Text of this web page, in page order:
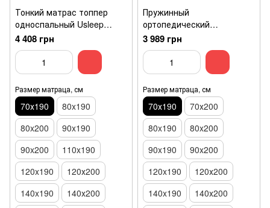
Тонкий матрас топпер
односпальный Usleep
Sleep Roll Star 70х190
4 408 грн
Размер матраца, см
70х190
80x190
80x200
90x190
90x200
110x190
120x190
120х200
140x190
140х200
Пружинный
ортопедический
двухсторонний матрас
средней жесткости Usleep
Comfortex Bliss 70x190
3 989 грн
Размер матраца, см
70х190
70х200
80x190
80x200
90x190
90x200
120x190
120х200
140x190
140х200